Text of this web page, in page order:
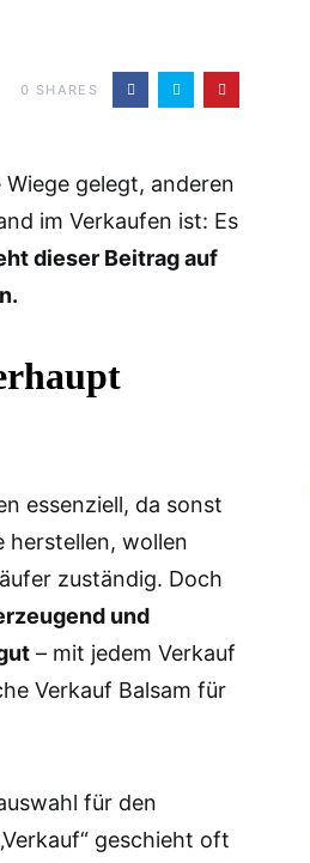
0 SHARES
gelegt, anderen
im Verkaufen ist: Es
dieser Beitrag auf
essenziell, da sonst
wollen
zuständig. Doch
und
– mit jedem Verkauf
Verkauf Balsam für
für den
geschieht oft